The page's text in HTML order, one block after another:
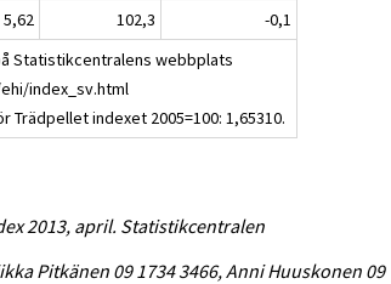
5,62 102,3
-0,1
Statistikcentralens webbplats
index_sv.html
indexet 2005=100: 1,65310.
2013, april. Statistikcentralen
Pitkänen 09 1734 3466, Anni Huuskonen 09